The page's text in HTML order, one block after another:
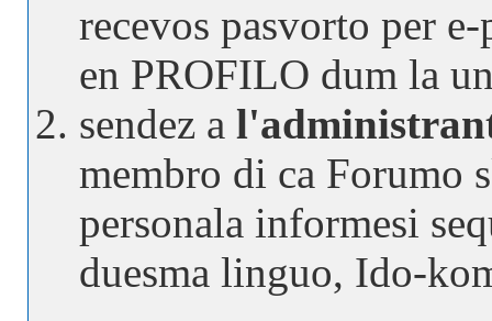
recevos pasvorto per
en PROFILO dum la
sendez a
membro di ca Forumo
personala informesi
duesma linguo, Ido-